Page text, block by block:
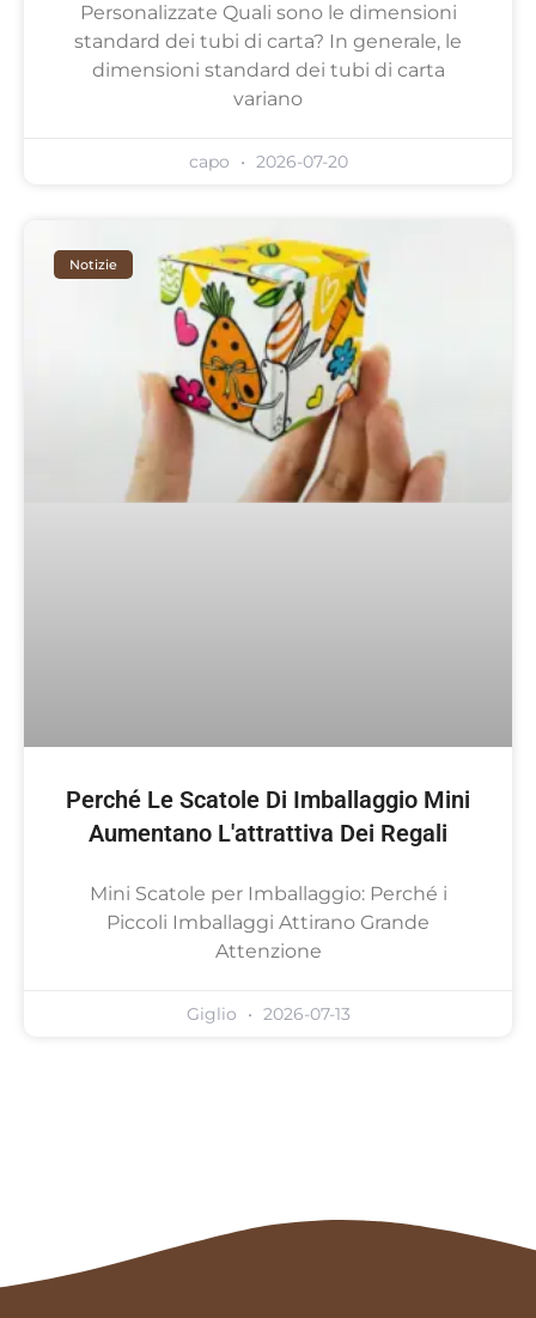
Personalizzate Quali sono le dimensioni
standard dei tubi di carta? In generale, le
dimensioni standard dei tubi di carta
variano
capo 2026-07-20
Notizie
Perché Le Scatole Di Imballaggio Mini
Aumentano L'attrattiva Dei Regali
Mini Scatole per Imballaggio: Perché i
Piccoli Imballaggi Attirano Grande
Attenzione
Giglio 2026-07-13